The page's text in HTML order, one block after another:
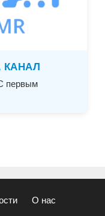
КАНАЛ
первым
О нас